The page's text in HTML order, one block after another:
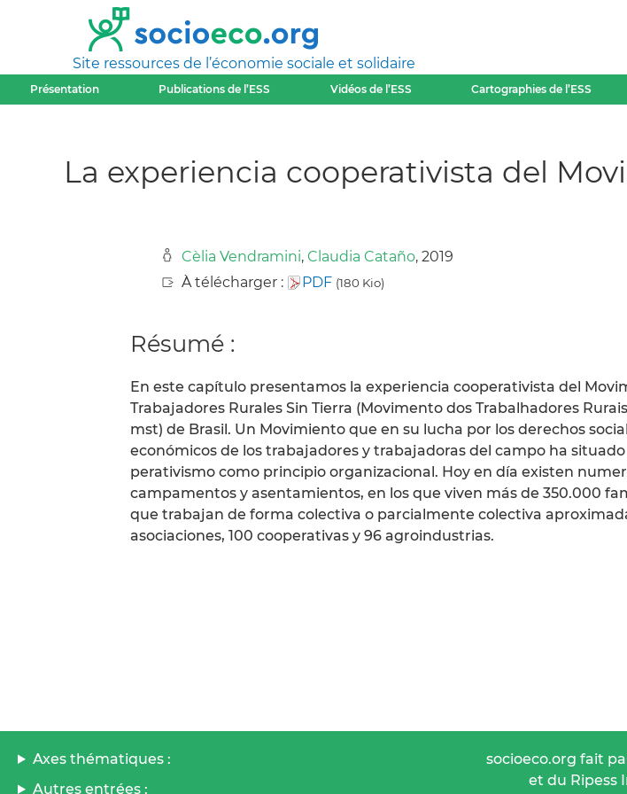
Site ressources de l’économie sociale et solidaire
Présentation Publications de l’ESS Vidéos de l’ESS Cartographies de l’ESS
La experiencia cooperativista del
Cèlia Vendramini, Claudia Cataño, 2019
À télécharger :
PDF (180 Kio)
Résumé :
En este capítulo presentamos la experiencia cooperativista del
Trabajadores Rurales Sin Tierra (Movimento dos Trabalhadores
mst) de Brasil. Un Movimiento que en su lucha por los derechos
económicos de los trabajadores y trabajadoras del campo ha situado
perativismo como principio organizacional. Hoy en día existen
campamentos y asentamientos, en los que viven más de 350.000
que trabajan de forma colectiva o parcialmente colectiva
asociaciones, 100 cooperativas y 96 agroindustrias.
Axes thématiques :
Autres entrées :
socioeco.org fait
et du Ripess